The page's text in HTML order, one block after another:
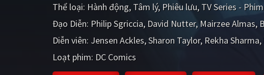
Thể loại: Hành động Tâm lý Phiêu lưu TV Series -
Đạo Diễn: Philip Sgriccia David Nutter Mairzee Almas
Diễn viên: Jensen Ackles Sharon Taylor Rekha Sharma
Loạt phim: DC Comics